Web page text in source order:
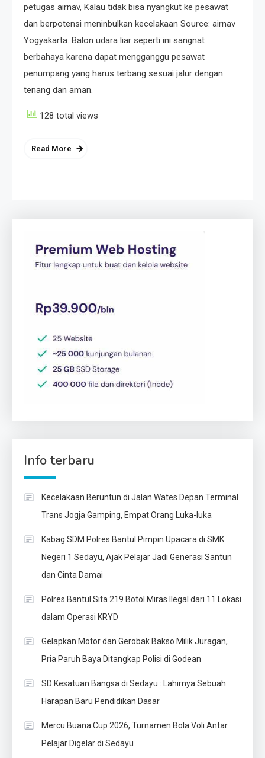
petugas airnav, Kalau tidak bisa nyangkut ke pesawat
dan berpotensi meninbulkan kecelakaan Source: airnav
Yogyakarta. Balon udara liar seperti ini sangnat
berbahaya karena dapat mengganggu pesawat
penumpang yang harus terbang sesuai jalur dengan
tenang dan aman.
128 total views
Read More
Info terbaru
Kecelakaan Beruntun di Jalan Wates Depan Terminal
Trans Jogja Gamping, Empat Orang Luka-luka
Kabag SDM Polres Bantul Pimpin Upacara di SMK
Negeri 1 Sedayu, Ajak Pelajar Jadi Generasi Santun
dan Cinta Damai
Polres Bantul Sita 219 Botol Miras Ilegal dari 11 Lokasi
dalam Operasi KRYD
Gelapkan Motor dan Gerobak Bakso Milik Juragan,
Pria Paruh Baya Ditangkap Polisi di Godean
SD Kesatuan Bangsa di Sedayu : Lahirnya Sebuah
Harapan Baru Pendidikan Dasar
Mercu Buana Cup 2026, Turnamen Bola Voli Antar
Pelajar Digelar di Sedayu